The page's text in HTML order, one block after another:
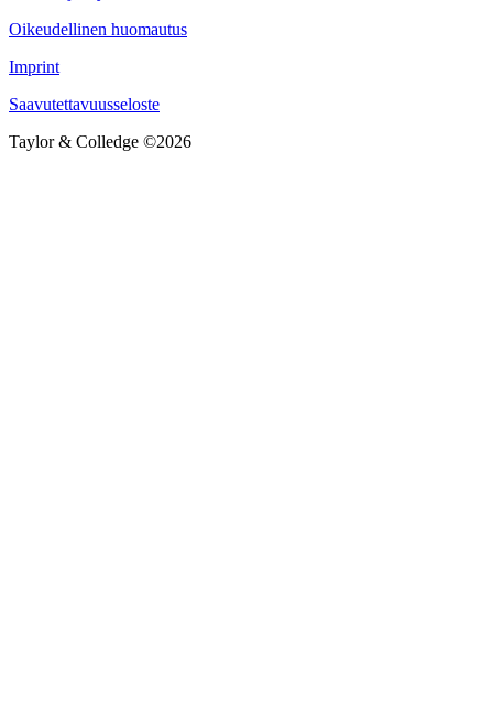
Oikeudellinen huomautus
Imprint
Saavutettavuusseloste
Taylor & Colledge ©2026